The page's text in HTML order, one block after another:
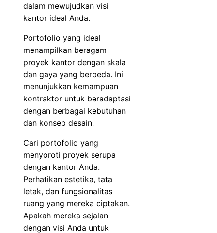
dalam mewujudkan visi
kantor ideal Anda.
Portofolio yang ideal
menampilkan beragam
proyek kantor dengan skala
dan gaya yang berbeda. Ini
menunjukkan kemampuan
kontraktor untuk beradaptasi
dengan berbagai kebutuhan
dan konsep desain.
Cari portofolio yang
menyoroti proyek serupa
dengan kantor Anda.
Perhatikan estetika, tata
letak, dan fungsionalitas
ruang yang mereka ciptakan.
Apakah mereka sejalan
dengan visi Anda untuk